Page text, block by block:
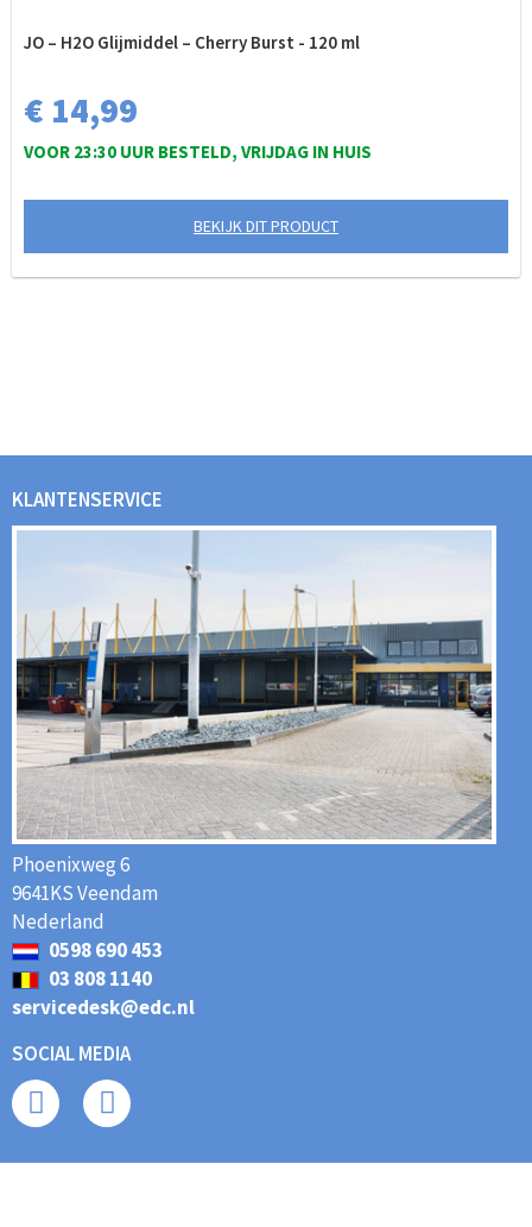
JO – H2O Glijmiddel – Cherry Burst - 120 ml
€ 14,99
VOOR 23:30 UUR BESTELD, VRIJDAG IN HUIS
BEKIJK DIT PRODUCT
KLANTENSERVICE
Phoenixweg 6
9641KS Veendam
Nederland
0598 690 453
03 808 1140
servicedesk@edc.nl
SOCIAL MEDIA